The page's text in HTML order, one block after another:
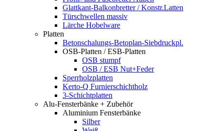
Glattkant-Balkonbretter / Konstr.Latten
Türschwellen massiv
Lärche Hobelware
Platten
Betonschalungs-Betoplan-Siebdruckpl.
OSB-Platten / ESB-Platten
OSB stumpf
OSB / ESB Nut+Feder
Sperrholzplatten
Kerto-Q Furnierschichtholz
3-Schichtplatten
Alu-Fensterbänke + Zubehör
Aluminium Fensterbänke
Silber